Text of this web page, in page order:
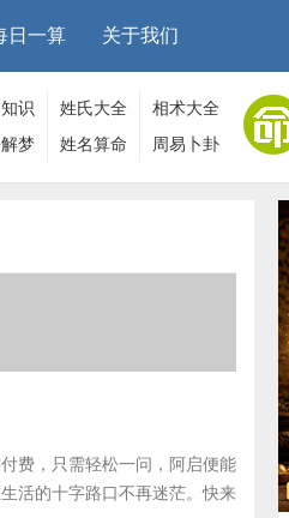
日一算 关于我们
识 姓氏大全
相术大全
梦
姓名算命 周易卜卦
费，只需轻松一问，阿启便能
活的十字路口不再迷茫。快来